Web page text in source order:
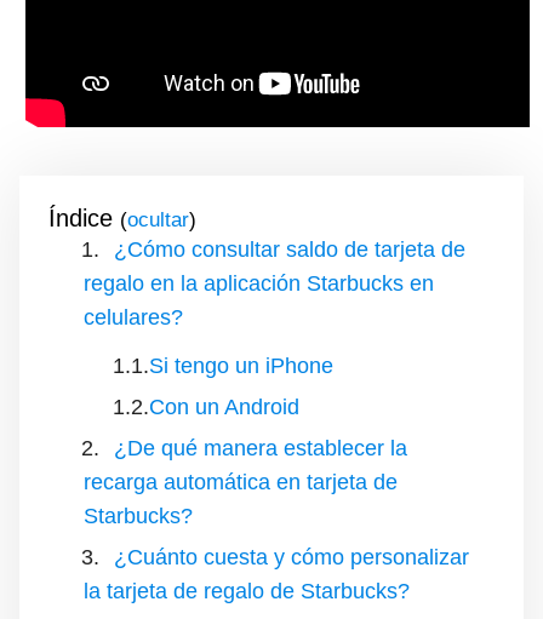
Índice ( )
¿Cómo consultar saldo de tarjeta de
regalo en la aplicación Starbucks en
celulares?
Si tengo un iPhone
Con un Android
¿De qué manera establecer la
recarga automática en tarjeta de
Starbucks?
¿Cuánto cuesta y cómo personalizar
la tarjeta de regalo de Starbucks?